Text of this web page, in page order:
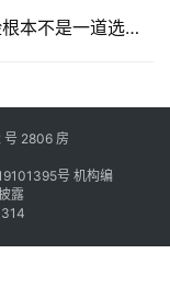
是一道选择题！
号 2806 房
号 机构编
露